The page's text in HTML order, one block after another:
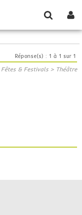
Réponse(s) : 1 à 1 sur 1
Fêtes & Festivals > Théâtre